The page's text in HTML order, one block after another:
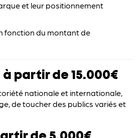
et leur positionnement
fonction du montant de
partir de 15.000€
nationale et internationale,
de toucher des publics variés et